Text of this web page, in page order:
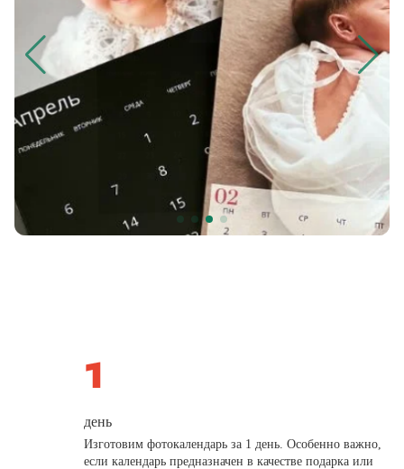
день
Изготовим фотокалендарь за 1 день. Особенно важно,
если календарь предназначен в качестве подарка или